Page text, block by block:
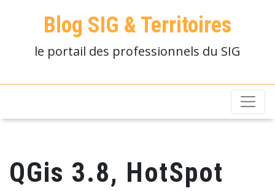
Blog SIG & Territoires
le portail des professionnels du SIG
QGis 3.8, HotSpot